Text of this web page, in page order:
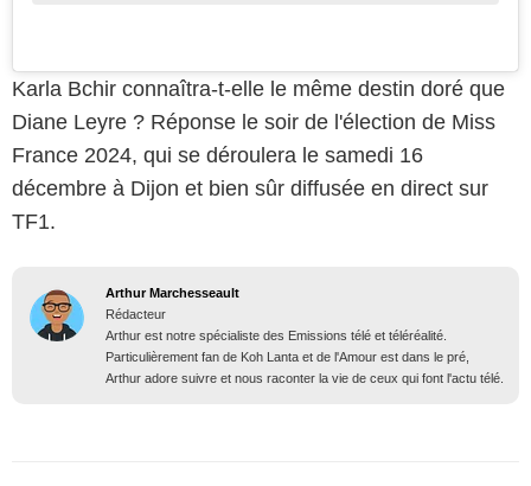
Karla Bchir connaîtra-t-elle le même destin doré que
Diane Leyre ? Réponse le soir de l'élection de Miss
France 2024, qui se déroulera le samedi 16
décembre à Dijon et bien sûr diffusée en direct sur
TF1.
Arthur Marchesseault
Rédacteur
Arthur est notre spécialiste des Emissions télé et téléréalité.
Particulièrement fan de Koh Lanta et de l'Amour est dans le pré,
Arthur adore suivre et nous raconter la vie de ceux qui font l'actu télé.